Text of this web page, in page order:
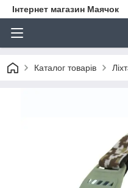
Інтернет магазин Маячок
Каталог товарів